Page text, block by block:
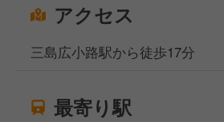
アクセス
三島広小路駅から徒歩17分
最寄り駅